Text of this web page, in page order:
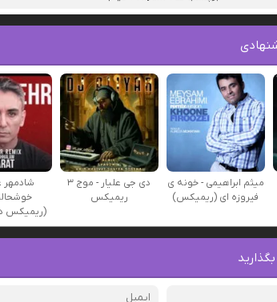
میثم ابراهیمی - خونه ی
فیروزه ای (ریمیکس)
دی جی علیار - موج ۳
ریمیکس
شادمهر
(ریمیکس